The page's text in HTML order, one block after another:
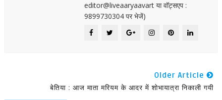
editor@liveaaryaavart या वॉट्सएप :
9899730304 पर भेजें)
Older Article
बेतिया : आज माता मरियम के आदर में शोभायात्रा निकाली गयी